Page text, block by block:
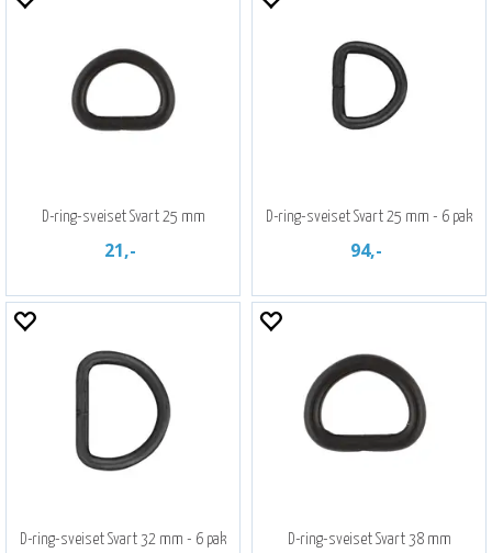
D-ring-sveiset Svart 25 mm
21,-
D-ring-sveiset Svart 25 mm - 6 pak
94,-
D-ring-sveiset Svart 32 mm - 6 pak D-ring-sveiset Svart 38 mm